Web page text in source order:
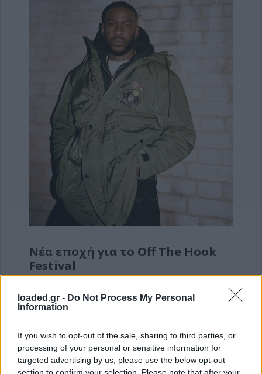
loaded.gr - Do Not Process My Personal
Information
If you wish to opt-out of the sale, sharing to third parties, or
processing of your personal or sensitive information for
targeted advertising by us, please use the below opt-out
section to confirm your selection. Please note that after your
Νέα εποχή για το Off The Hook
Festival
που ανακοινώθηκαν